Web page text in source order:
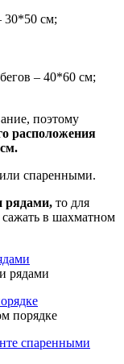
30*50 см;
– 40*60 см;
поэтому
расположения
см.
спаренными.
рядами, то для
в шахматном
рядами
порядке